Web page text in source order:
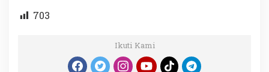
703
Ikuti Kami